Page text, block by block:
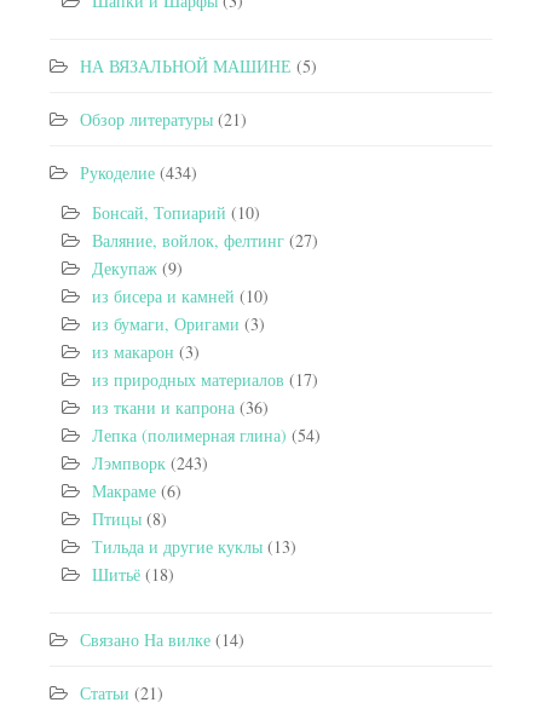
НА ВЯЗАЛЬНОЙ МАШИНЕ (5)
Обзор литературы (21)
Рукоделие (434)
Бонсай, Топиарий (10)
Валяние, войлок, фелтинг (27)
Декупаж (9)
из бисера и камней (10)
из бумаги, Оригами (3)
из макарон (3)
из природных материалов (17)
из ткани и капрона (36)
Лепка (полимерная глина) (54)
Лэмпворк (243)
Макраме (6)
Птицы (8)
Тильда и другие куклы (13)
Шитьё (18)
Связано На вилке (14)
Статьи (21)